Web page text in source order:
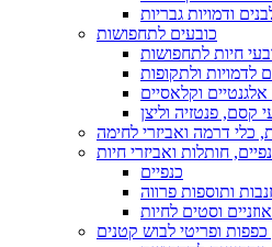
ודמויות גבריות
כובעים לתחפושות
חיות לתחפושות
לדמויות ולתקופות
וקלאסיים
קסם, פנטזיה וליצן
כלי דרמה ואביזרי לחימה
חותלות ואביזרי חיות
כנפיים
ותוספות פרווה
וסטים לחיות
כפפות ופריטי לבוש קטנים